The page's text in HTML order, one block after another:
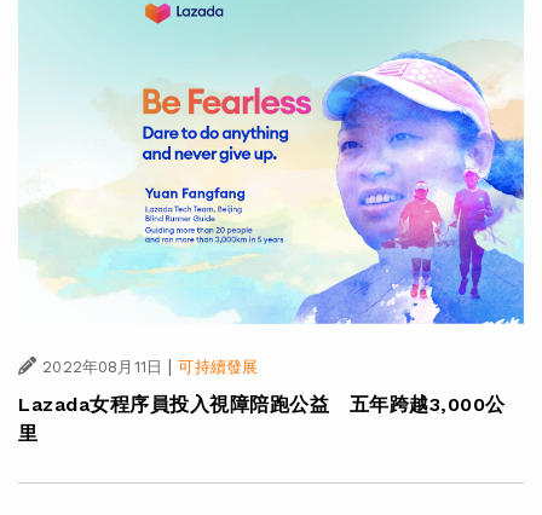
2022年08月11日 | 可持續發展
Lazada女程序員投入視障陪跑公益 五年跨越3,000公
里